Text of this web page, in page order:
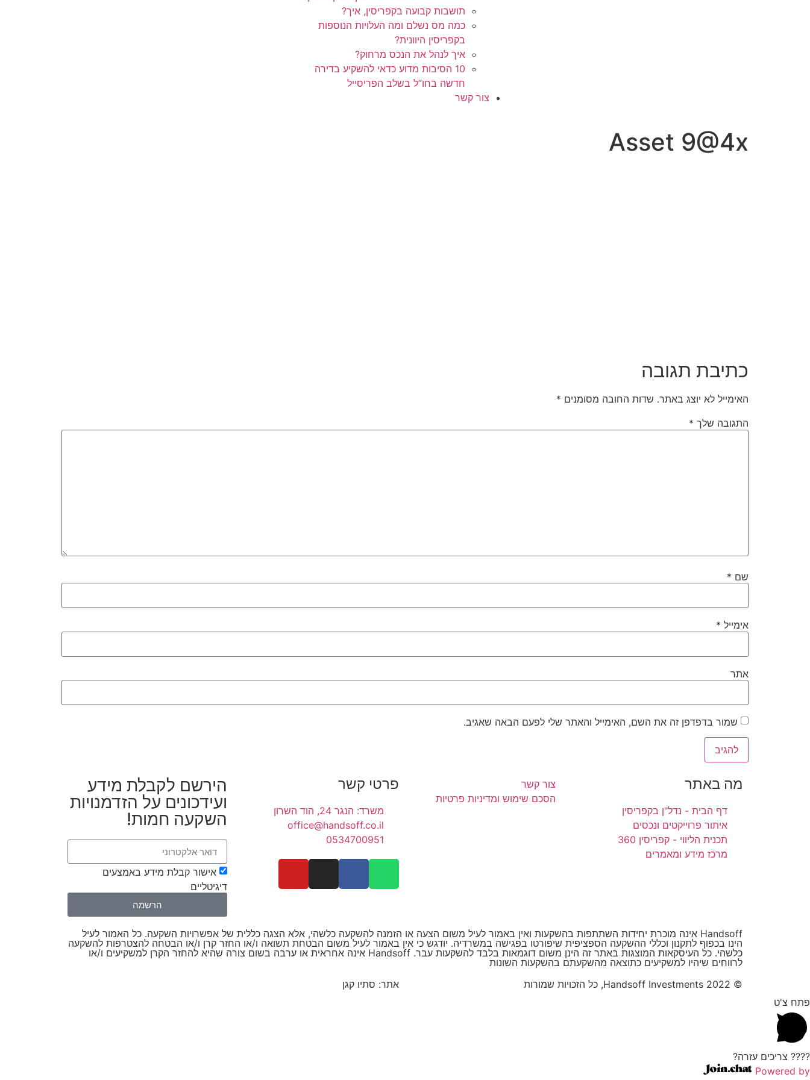
תושבות קבועה בקפריסין, איך?
כמה מס נשלם ומה העלויות הנוספות
בקפריסין היוונית?
איך לנהל את הנכס מרחוק?
10 הסיבות מדוע כדאי להשקיע בדירה
חדשה בחו”ל בשלב הפריסייל
צור קשר
Asset 9@4x
כתיבת תגובה
האימייל לא יוצג באתר. שדות החובה מסומנים *
התגובה שלך *
שם *
אימייל *
אתר
שמור בדפדפן זה את השם, האימייל והאתר שלי לפעם הבאה שאגיב.
מה באתר
דף הבית - נדל"ן בקפריסין
איתור פרוייקטים ונכסים
תכנית הליווי - קפריסין 360
מרכז מידע ומאמרים
צור קשר
הסכם שימוש ומדיניות פרטיות
פרטי קשר
משרד: הנגר 24, הוד השרון
office@handsoff.co.il
0534700951
הירשם לקבלת מידע
ועידכונים על הזדמנויות
השקעה חמות!
אישור קבלת מידע באמצעים
דיגיטליים
הרשמה
Handsoff אינה מוכרת יחידות השתתפות בהשקעות ואין באמור לעיל משום הצעה או הזמנה להשקעה כלשהי, אלא הצגה כללית של אפשרויות השקעה. כל האמור לעיל
הינו בכפוף לתקנון וכללי ההשקעה הספציפית שיפורטו בפגישה במשרדיה. יודגש כי אין באמור לעיל משום הבטחת תשואה ו/או החזר קרן ו/או הבטחה להצטרפות להשקעה
כלשהי. כל העיסקאות המוצגות באתר זה הינן משום דוגמאות בלבד להשקעות עבר. Handsoff אינה אחראית או ערבה בשום צורה שהיא להחזר הקרן למשקיעים ו/או
לרווחים שיהיו למשקיעים כתוצאה מהשקעתם בהשקעות השונות
© 2022 Handsoff Investments, כל הזכויות שמורות
אתר: סתיו קגן
פתח צ'ט
???? צריכים עזרה?
Powered by